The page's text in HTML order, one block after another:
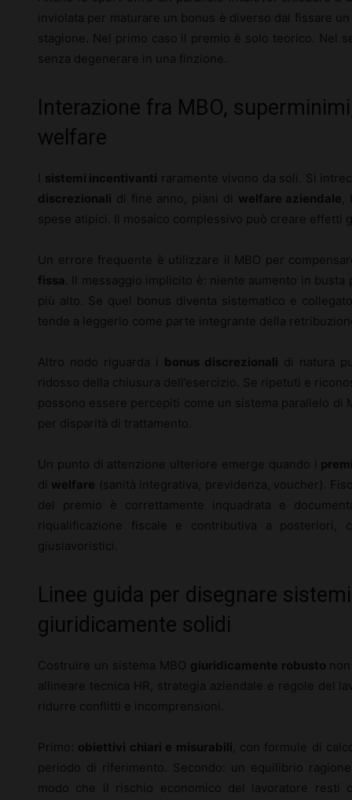
inviolata per maturare un bonus è diverso dal fissare
stagione. Nel primo caso il premio è solo teorico. Nel
senza degenerare in una finzione.
Interazione fra MBO,
welfare
sistemi incentivanti raramente vivono da soli. Si
discrezionali di fine anno, piani di welfare aziendale
spese atipici. Il mosaico complessivo può creare effetti
Un errore frequente è utilizzare il MBO per
fissa
. Il messaggio implicito è: niente aumento in
più alto. Se quel bonus diventa sistematico e
tende a leggerlo come parte integrante della
Altro nodo riguarda i bonus discrezionali di natura
ridosso della chiusura dell’esercizio. Se ripetuti e
possono essere percepiti come un sistema parallelo di
per disparità di trattamento.
Un punto di attenzione ulteriore emerge quando i
di welfare (sanità integrativa, previdenza, voucher).
del premio è correttamente inquadrata e
riqualificazione fiscale e contributiva a posteriori,
giuslavoristici.
Linee guida per disegnare
giuridicamente solidi
Costruire un sistema MBO giuridicamente robusto
allineare tecnica HR, strategia aziendale e regole del
ridurre conflitti e incomprensioni.
Primo: obiettivi chiari e misurabili , con formule di
periodo di riferimento. Secondo: un equilibrio
modo che il rischio economico del lavoratore resti